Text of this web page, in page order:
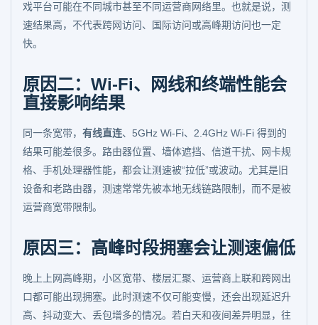
戏平台可能在不同城市甚至不同运营商网络里。也就是说，测
速结果高，不代表跨网访问、国际访问或高峰期访问也一定
快。
原因二：Wi-Fi、网线和终端性能会
直接影响结果
同一条宽带， 有线直连、5GHz Wi-Fi、2.4GHz Wi-Fi 得到的
结果可能差很多。路由器位置、墙体遮挡、信道干扰、网卡规
格、手机处理器性能，都会让测速被“拉低”或波动。尤其是旧
设备和老路由器，测速常常先被本地无线链路限制，而不是被
运营商宽带限制。
原因三：高峰时段拥塞会让测速偏低
晚上上网高峰期，小区宽带、楼层汇聚、运营商上联和跨网出
口都可能出现拥塞。此时测速不仅可能变慢，还会出现延迟升
高、抖动变大、丢包增多的情况。若白天和夜间差异明显，往